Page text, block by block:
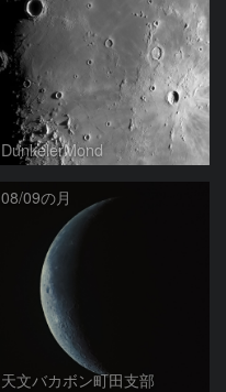
DunkelerMond
08/09の月
天文バカボン町田支部